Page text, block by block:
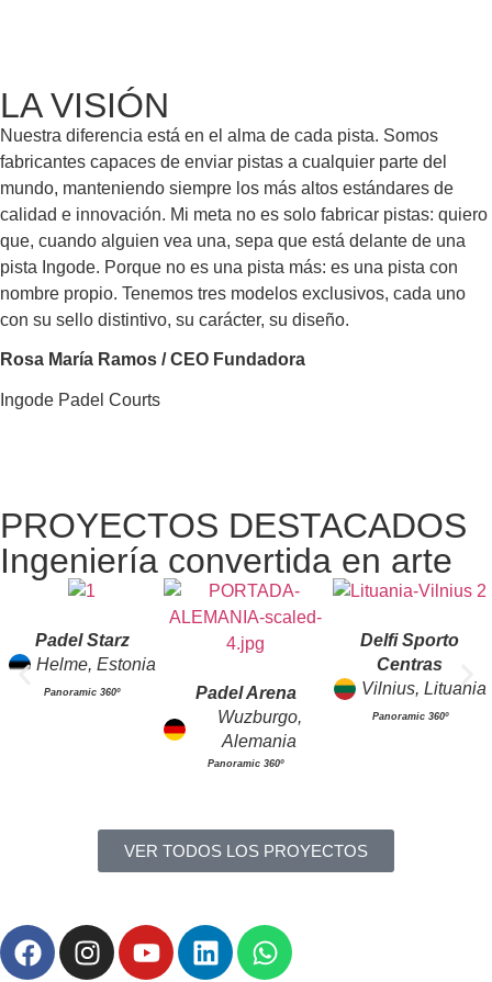
LA VISIÓN
Nuestra diferencia está en el alma de cada pista. Somos
fabricantes capaces de enviar pistas a cualquier parte del
mundo, manteniendo siempre los más altos estándares de
calidad e innovación. Mi meta no es solo fabricar pistas: quiero
que, cuando alguien vea una, sepa que está delante de una
pista Ingode. Porque no es una pista más: es una pista con
nombre propio. Tenemos tres modelos exclusivos, cada uno
con su sello distintivo, su carácter, su diseño.
Rosa María Ramos / CEO Fundadora
Ingode Padel Courts
PROYECTOS DESTACADOS
Ingeniería convertida en arte
Padel Starz
Helme, Estonia
Panoramic 360º
Padel Arena
Wuzburgo,
Alemania
Panoramic 360º
Delfi Sporto
Centras
Vilnius, Lituania
Panoramic 360º
VER TODOS LOS PROYECTOS